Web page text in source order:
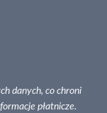
danych, co chroni
płatnicze.